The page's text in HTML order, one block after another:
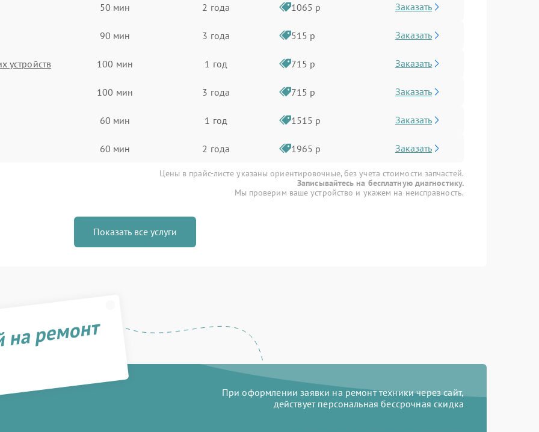
50 мин 2 года 1065 р Заказать
90 мин 3 года 515 р Заказать
устройств 100 мин 1 год 715 р Заказать
100 мин 3 года 715 р Заказать
60 мин 1 год 1515 р Заказать
60 мин 2 года 1965 р Заказать
Цены в прайс-листе указаны ориентировочные, без учета стоимости запчастей.
Записывайтесь на бесплатную диагностику.
Мы проверим ваше устройство и укажем на неисправность.
Показать все услуги
ремонт
При оформлении заявки на ремонт техники через сайт,
действует персональная бессрочная скидка